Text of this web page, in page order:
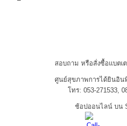
สอบถาม หรือสั่งซื้อแบตเ
ศูนย์สุขภาพการได้ยินอิน
โทร: 053-271533,
ช้อปออนไลน์ บน